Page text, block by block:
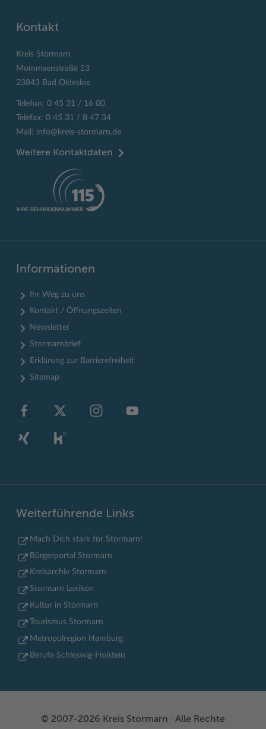
Kontakt
Kreis Stormarn
Mommsenstraße 13
23843 Bad Oldesloe
Telefon: 0 45 31 / 16 00
Telefax: 0 45 31 / 8 47 34
Mail: info@kreis-stormarn.de
Weitere Kontaktdaten
Informationen
Ihr Weg zu uns
Kontakt / Öffnungszeiten
Newsletter
Stormarnbrief
Erklärung zur Barrierefreiheit
Sitemap
Weiterführende Links
Mach Dich stark für Stormarn!
Bürgerportal Stormarn
Kreisarchiv Stormarn
Stormarn Lexikon
Kultur in Stormarn
Tourismus Stormarn
Metropolregion Hamburg
Berufe Schleswig-Holstein
© 2007-2026 Kreis Stormarn · Alle Rechte